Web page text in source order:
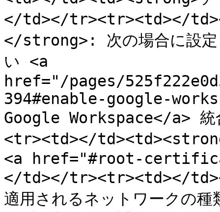
</td></tr><tr><td></
</strong>: 次の場合に設定
い <a
href="/pages/
394#enable-google-
Google Workspace</a>
<tr><td></
<a href="#root-
</td></tr><tr><td></
適用されるネットワーク